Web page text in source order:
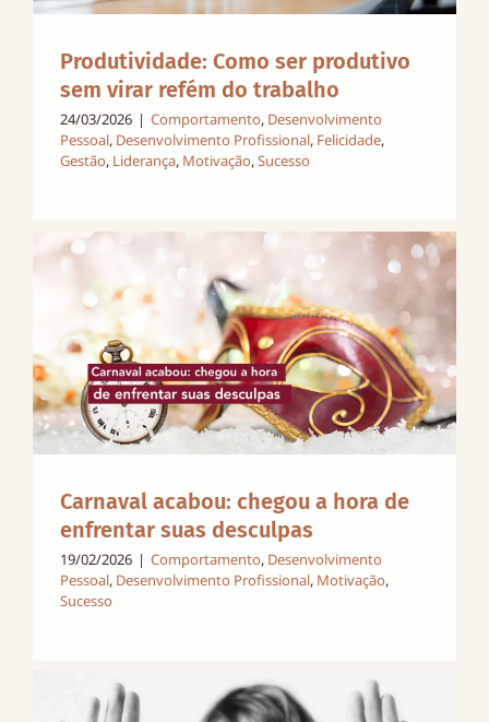
Produtividade: Como ser produtivo
sem virar refém do trabalho
24/03/2026 | Comportamento, Desenvolvimento
Pessoal, Desenvolvimento Profissional, Felicidade,
Gestão, Liderança, Motivação,Sucesso
Carnaval acabou: chegou a hora de
enfrentar suas desculpas
19/02/2026 | Comportamento, Desenvolvimento
Pessoal, Desenvolvimento Profissional, Motivação,
Sucesso